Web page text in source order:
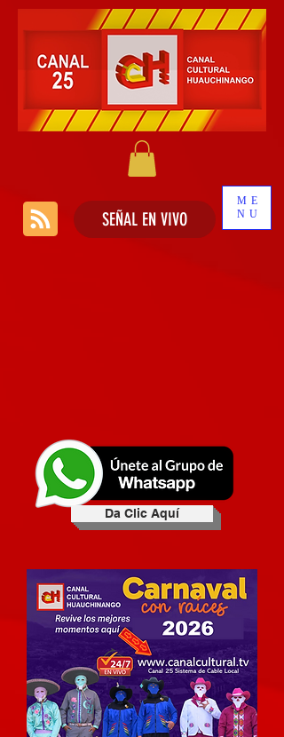
ME
NU
SEÑAL EN VIVO
Da Clic Aquí